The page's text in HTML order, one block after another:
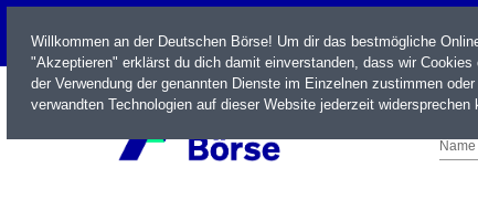
LIVE
Name
Willkommen an der Deutschen Börse! Um dir das bestmögliche
"Akzeptieren" erklärst du dich damit einverstanden, dass wir
der Verwendung der genannten Dienste im Einzelnen zustimmen
verwandten Technologien auf dieser Website jederzeit